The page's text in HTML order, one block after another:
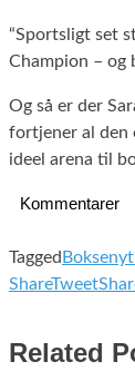
“Sportsligt set
Champion – og
Og så er der
fortjener al den
ideel arena til
Kommentarer
Tagged Boksenyt
ShareTweet
Related